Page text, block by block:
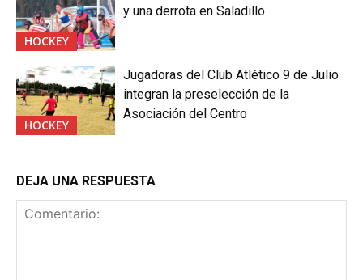
HOCKEY
y una derrota en Saladillo
HOCKEY
Jugadoras del Club Atlético 9 de Julio
integran la preselección de la
Asociación del Centro
DEJA UNA RESPUESTA